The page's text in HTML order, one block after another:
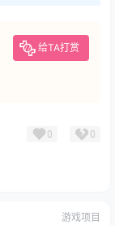
给TA打赏
0 0
游戏项目